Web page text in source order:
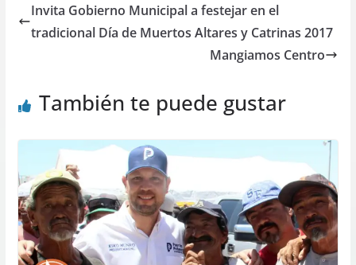
Invita Gobierno Municipal a festejar en el
tradicional Día de Muertos Altares y Catrinas 2017
Mangiamos Centro
También te puede gustar